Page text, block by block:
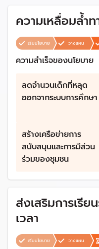
ความเหลื่อมล้ำ
เริ่มนโยบาย วางแผน
ความสำเร็จของนโยบาย
ลดจำนวนเด็กที่หลุด
ออกจากระบบการศึกษา
สร้างเครือข่ายการ
สนับสนุนและการมีส่วน
ร่วมของชุมชน
ส่งเสริมการเรี
เวลา
เริ่มนโยบาย วางแผน